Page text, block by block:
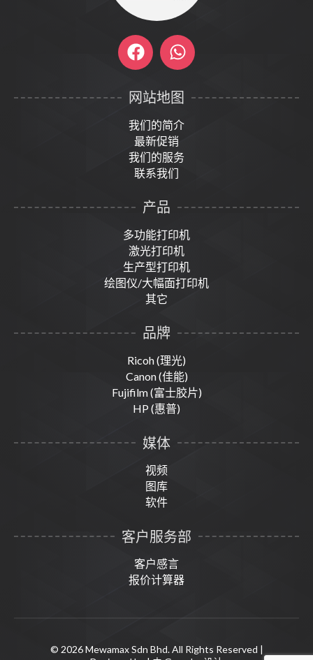
网站地图
我们的简介
最新促销
我们的服务
联系我们
产品
多功能打印机
激光打印机
生产型打印机
绘图仪/大幅面打印机
其它
品牌
Ricoh (理光)
Canon (佳能)
Fujifilm (富士胶片)
HP (惠普)
媒体
视频
图库
软件
客户服务部
客户感言
报价计算器
© 2026 Mewamax Sdn Bhd. All Rights Reserved |